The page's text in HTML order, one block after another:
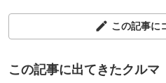
この記事に
この記事に出てきたクルマ